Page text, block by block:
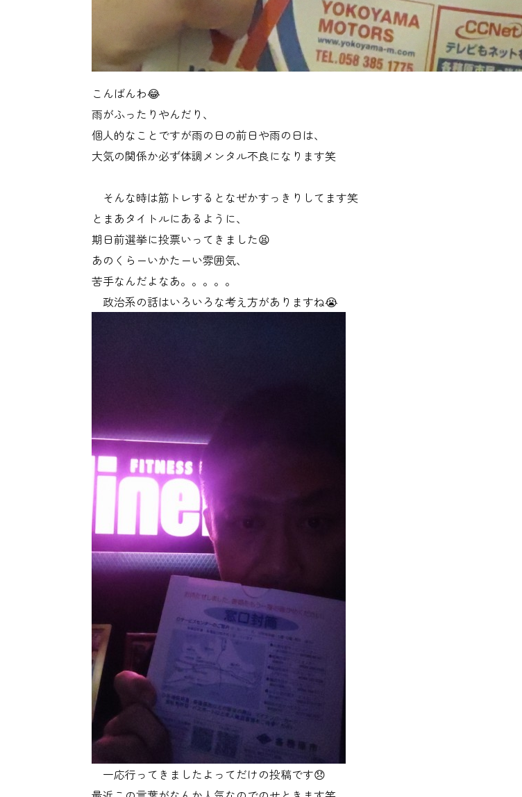
こんばんわ😂
雨がふったりやんだり、
個人的なことですが雨の日の前日や雨の日は、
大気の関係か必ず体調メンタル不良になります笑
そんな時は筋トレするとなぜかすっきりしてます笑
とまあタイトルにあるように、
期日前選挙に投票いってきました😫
あのくらーいかたーい雰囲気、
苦手なんだよなあ。。。。。
政治系の話はいろいろな考え方がありますね😭
一応行ってきましたよってだけの投稿です😞